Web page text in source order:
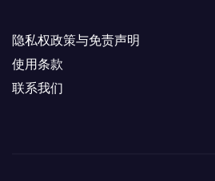
隐私权政策与免责声明
使用条款
联系我们